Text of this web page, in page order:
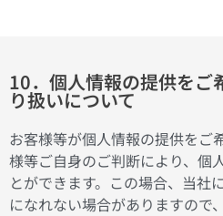
10．個人情報の提供をご
り扱いについて
お客様等が個人情報の提供をご
様等ご自身のご判断により、個
とができます。この場合、当社
になれない場合がありますので